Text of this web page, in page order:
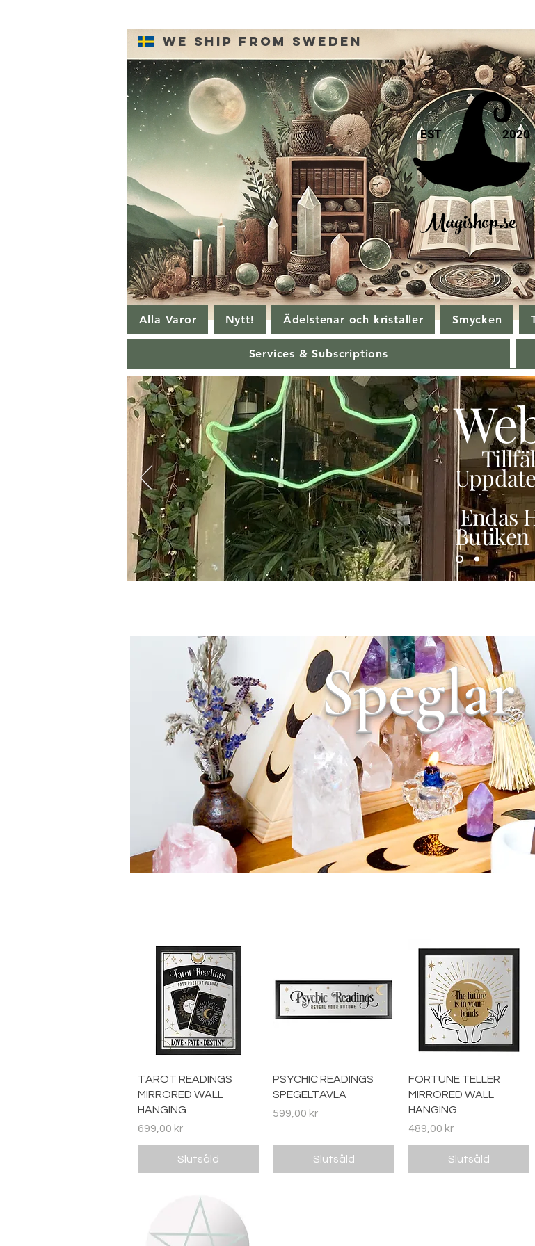
We ship from Sweden
Magishop.se
2020
EST
Alla Varor Nytt! Ädelstenar och kristaller Smycken
Services & Subscriptions
Endas
Butiken
Speglar
Snabbvisning
TAROT READINGS
MIRRORED WALL
HANGING
Pris
699,00 kr
Slutsåld
Snabbvisning
PSYCHIC READINGS
SPEGELTAVLA
Pris
599,00 kr
Slutsåld
Snabbvisning
FORTUNE TELLER
MIRRORED WALL
HANGING
Pris
489,00 kr
Slutsåld